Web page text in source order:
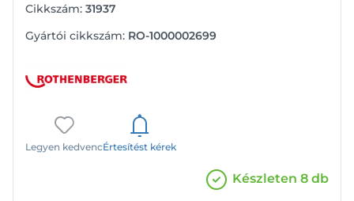
Cikkszám: 31937
Gyártói cikkszám: RO-1000002699
Legyen kedvencÉrtesítést kérek
Készleten 8 db